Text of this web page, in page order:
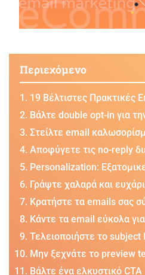
Περιεχόμενο
19 Βέλτιστες Πρακτικές
Βάλτε double opt-in για
Στείλτε email
Αποφύγετε τις no-reply
Personalization:
Γράψτε χαλαρά και
Κρατήστε τα emails σας
Κάντε τα email εύκολα
Τελειοποιήστε το subject
Μην ξεχνάτε το preview
Βάλτε ένα ελκυστικό CTA